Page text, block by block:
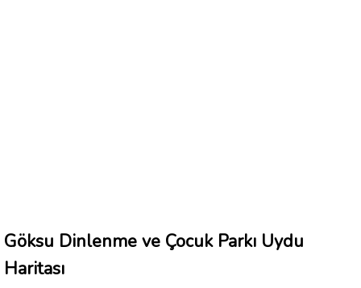
Göksu Dinlenme ve Çocuk Parkı Uydu
Haritası